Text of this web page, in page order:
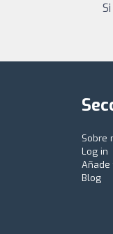
Sobre
Log in
Añade
Blog